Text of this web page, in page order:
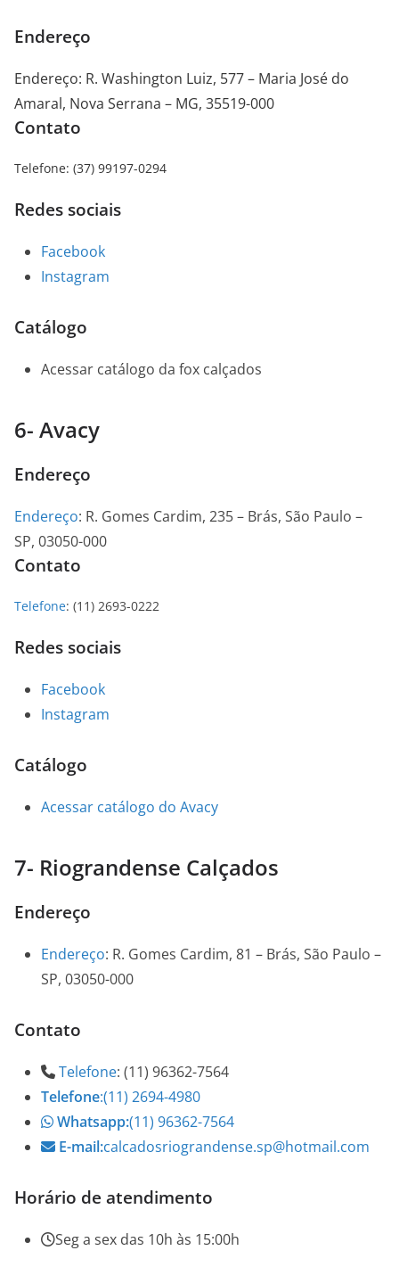
Endereço
Endereço: R. Washington Luiz, 577 – Maria José do
Amaral, Nova Serrana – MG, 35519-000
Contato
Telefone: (37) 99197-0294
Redes sociais
Facebook
Instagram
Catálogo
Acessar catálogo da fox calçados
6- Avacy
Endereço
Endereço: R. Gomes Cardim, 235 – Brás, São Paulo –
SP, 03050-000
Contato
Telefone: (11) 2693-0222
Redes sociais
Facebook
Instagram
Catálogo
Acessar catálogo do Avacy
7- Riograndense Calçados
Endereço
Endereço: R. Gomes Cardim, 81 – Brás, São Paulo –
SP, 03050-000
Contato
Telefone: (11) 96362-7564
Telefone:(11) 2694-4980
Whatsapp:(11) 96362-7564
E-mail:calcadosriograndense.sp@hotmail.com
Horário de atendimento
Seg a sex das 10h às 15:00h